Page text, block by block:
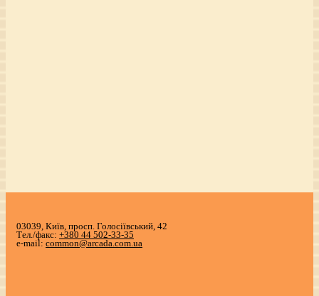
03039, Київ, просп. Голосіївський, 42
Тел./факс: +380 44 502-33-35
e-mail: common@arcada.com.ua